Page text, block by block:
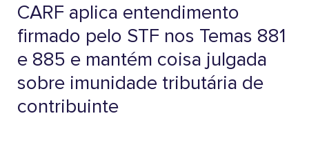
CARF aplica entendimento
firmado pelo STF nos Temas 881
e 885 e mantém coisa julgada
sobre imunidade tributária de
contribuinte